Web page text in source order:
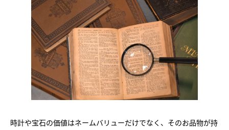
時計や宝石の価値はネームバリューだけでなく、そのお品物が持